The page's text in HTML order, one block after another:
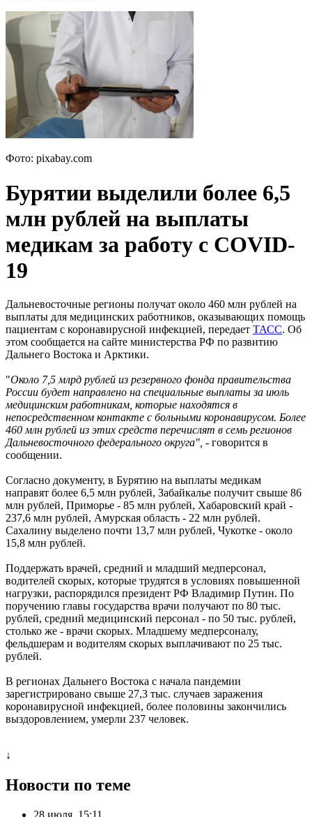
Фото: pixabay.com
Бурятии выделили более 6,5
млн рублей на выплаты
медикам за работу с COVID-
19
Дальневосточные регионы получат около 460 млн рублей на
выплаты для медицинских работников, оказывающих помощь
пациентам с коронавирусной инфекцией, передает ТАСС. Об
этом сообщается на сайте министерства РФ по развитию
Дальнего Востока и Арктики.
"Около 7,5 млрд рублей из резервного фонда правительства
России будет направлено на специальные выплаты за июль
медицинским работникам, которые находятся в
непосредственном контакте с больными коронавирусом. Более
460 млн рублей из этих средств перечислят в семь регионов
Дальневосточного федерального округа", - говорится в
сообщении.
Согласно документу, в Бурятию на выплаты медикам
направят более 6,5 млн рублей, Забайкалье получит свыше 86
млн рублей, Приморье - 85 млн рублей, Хабаровский край -
237,6 млн рублей, Амурская область - 22 млн рублей.
Сахалину выделено почти 13,7 млн рублей, Чукотке - около
15,8 млн рублей.
Поддержать врачей, средний и младший медперсонал,
водителей скорых, которые трудятся в условиях повышенной
нагрузки, распорядился президент РФ Владимир Путин. По
поручению главы государства врачи получают по 80 тыс.
рублей, средний медицинский персонал - по 50 тыс. рублей,
столько же - врачи скорых. Младшему медперсоналу,
фельдшерам и водителям скорых выплачивают по 25 тыс.
рублей.
В регионах Дальнего Востока с начала пандемии
зарегистрировано свыше 27,3 тыс. случаев заражения
коронавирусной инфекцией, более половины закончились
выздоровлением, умерли 237 человек.
↓
Новости по теме
28 июля, 15:11